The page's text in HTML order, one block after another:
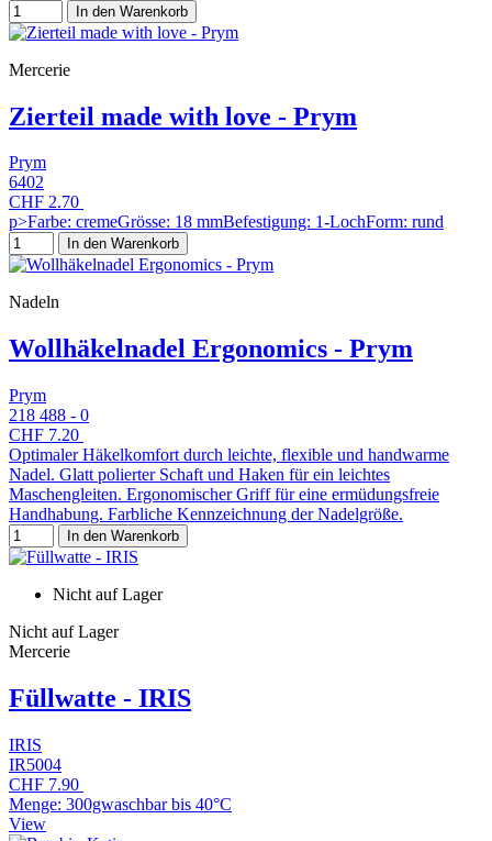
In den Warenkorb
Mercerie
Zierteil made with love - Prym
Prym
6402
CHF 2.70
p>Farbe: cremeGrösse: 18 mmBefestigung: 1-LochForm: rund
In den Warenkorb
Nadeln
Wollhäkelnadel Ergonomics - Prym
Prym
218 488 - 0
CHF 7.20
Optimaler Häkelkomfort durch leichte, flexible und handwarme
Nadel. Glatt polierter Schaft und Haken für ein leichtes
Maschengleiten. Ergonomischer Griff für eine ermüdungsfreie
Handhabung. Farbliche Kennzeichnung der Nadelgröße.
In den Warenkorb
Nicht auf Lager
Nicht auf Lager
Mercerie
Füllwatte - IRIS
IRIS
IR5004
CHF 7.90
Menge: 300gwaschbar bis 40°C
View